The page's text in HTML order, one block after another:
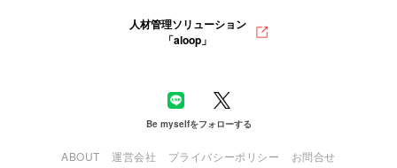
人材管理ソリューション
「aloop」
Be myselfをフォローする
ABOUT 運営会社 プライバシーポリシー お問合せ